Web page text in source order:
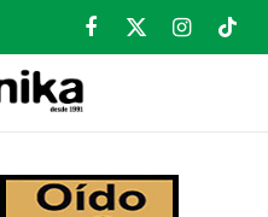
Facebook
X
Instagram